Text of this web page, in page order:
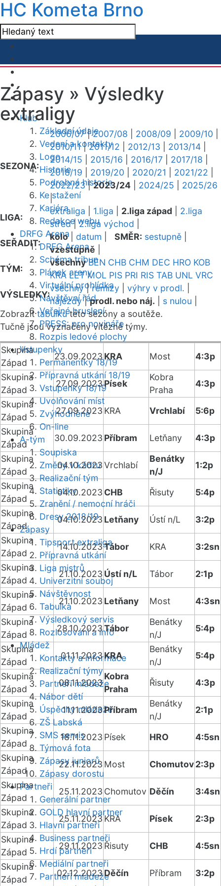
HC Kometa Brno
Klub
Základní údaje
Vedení a kontakty
Logo
Historie
Podrobná historie
Ke stažení
Kariéra
Redakce webu
DRFG Arena
DRFG Arena
Schéma tribun
Plánek areny
Virtuální prohlídka
Návštěvní řád
Veřejné bruslení
PRESS: pro novináře
Rozpis ledové plochy
Vstupenky
Permanentky 18/19
Přípravná utkání 18/19
Vstupenky 18/19
Uvolňování míst
Zvýhodněné
On-line
A-tým
Soupiska
Změny v kádru
Realizační tým
Statistiky
Zranění / nemocní hráči
Dresy 2018/19
Zápasy
Tipsport extraliga
Přípravná utkání
Liga mistrů
Univerzitní souboj
Návštěvnost
Tabulka
Výsledkový servis
Rozlosování a info
Mládež
Kontakty a informace
Realizační týmy
Partneři mládeže
Nábor dětí
Úspěchy mládeže
ZŠ Labská
SMS servis
Týmová fota
Zápasy juniorů
Zápasy dorostu
Partneři
Generální partner
GOLD hlavní partner
Hlavní partneři
Business partneři
Hrdí partneři
Mediální partneři
Partneři mládeže
Zápasy » Výsledky
extraligy
SEZONA:
2006/07|2007/08 2008/09 2009/10
2010/11|2011/12 2012/13 2013/14
2014/15
2015/16 2016/17 2017/18
2018/19
2019/20 2020/21 2021/22
2022/23|2023/24 2024/25
2025/26
|
LIGA:
extraliga 1.liga 2.liga západ
2.liga
střed|2.liga východ
SEŘADIT:
kolo| datum SMĚR: sestupně
vzestupně
TÝM:
všechny BEN CHB CHM DEC HRO KOB
KRA LET MOL PIS PRI RIS TAB UNL VRC
VÝSLEDKY:
všechny|remízy výhry v prodl.
nájezdy|prodl. nebo náj. s nulou
Zobrazittabulkutéto sezóny a soutěže.
Tučně jsou vyznačeny vítězné týmy.
Skupina
Západ
23.09.2023 KRA Most
4:3p
Skupina
Západ
27.09.2023Písek
Kobra
Praha
4:3p
Skupina
Západ
27.09.2023 KRA Vrchlabí
5:6p
Skupina
Západ
30.09.2023 Příbram Letňany
4:3p
Skupina
Západ
04.10.2023Vrchlabí
Benátky
n/J
1:2p
Skupina
Západ
04.10.2023 CHB Řisuty
5:4p
Skupina
Západ
04.10.2023 Letňany Ústí n/L
3:2p
Skupina
Západ
14.10.2023Tábor KRA
3:2sn
Skupina
Západ
21.10.2023 Ústí n/L Tábor
2:1p
Skupina
Západ
21.10.2023 Letňany Most
4:3sn
Skupina
Západ
28.10.2023Tábor
Benátky
n/J
5:4p
Skupina
Západ
01.11.2023KRA
Benátky
n/J
5:4p
Skupina
Západ
08.11.2023
Kobra
Praha
Řisuty
4:3p
Skupina
Západ
11.11.2023Příbram
Benátky
n/J
2:1p
Skupina
Západ
18.11.2023 Písek HRO
4:5sn
Skupina
Západ
22.11.2023 Most Chomutov2:3p
Skupina
Západ
25.11.2023 Chomutov Děčín
3:4sn
Skupina
Západ
25.11.2023 KRA Písek
2:3p
Skupina
Západ
29.11.2023 Řisuty CHB
4:5sn
Skupina
Západ
02.12.2023Děčín Příbram 3:2p